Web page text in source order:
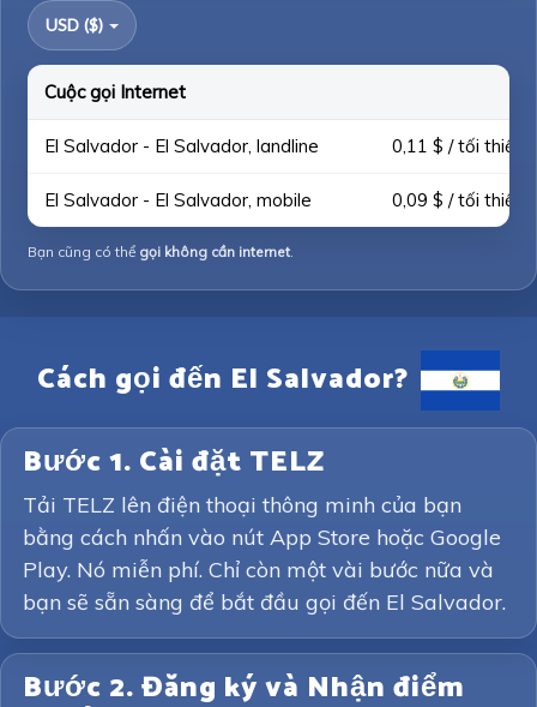
USD ($)
Cuộc gọi Internet
El Salvador - El Salvador, landline 0,11 $ / tối thiểu
El Salvador - El Salvador, mobile 0,09 $ / tối thiểu
Bạn cũng có thể gọi không cần internet.
Cách gọi đến El Salvador?
Bước 1. Cài đặt TELZ
Tải TELZ lên điện thoại thông minh của bạn
bằng cách nhấn vào nút App Store hoặc Google
Play. Nó miễn phí. Chỉ còn một vài bước nữa và
bạn sẽ sẵn sàng để bắt đầu gọi đến El Salvador.
Bước 2. Đăng ký và Nhận điểm